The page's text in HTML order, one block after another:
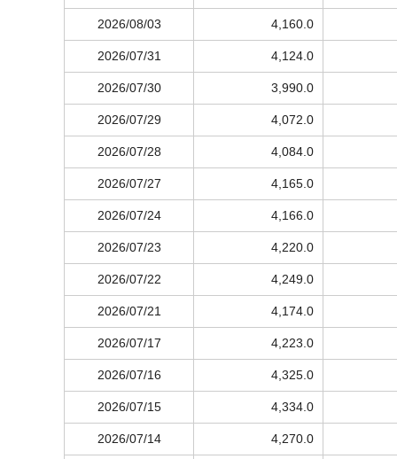
2026/08/03 4,160.0
2026/07/31 4,124.0
2026/07/30 3,990.0
2026/07/29 4,072.0
2026/07/28 4,084.0
2026/07/27 4,165.0
2026/07/24 4,166.0
2026/07/23 4,220.0
2026/07/22 4,249.0
2026/07/21 4,174.0
2026/07/17 4,223.0
2026/07/16 4,325.0
2026/07/15 4,334.0
2026/07/14 4,270.0